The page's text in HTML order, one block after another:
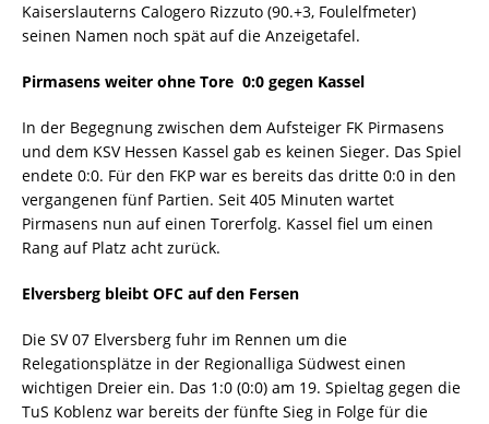
Kaiserslauterns Calogero Rizzuto (90.+3, Foulelfmeter)
seinen Namen noch spät auf die Anzeigetafel.
Pirmasens weiter ohne Tore  0:0 gegen Kassel
In der Begegnung zwischen dem Aufsteiger FK Pirmasens
und dem KSV Hessen Kassel gab es keinen Sieger. Das Spiel
endete 0:0. Für den FKP war es bereits das dritte 0:0 in den
vergangenen fünf Partien. Seit 405 Minuten wartet
Pirmasens nun auf einen Torerfolg. Kassel fiel um einen
Rang auf Platz acht zurück.
Elversberg bleibt OFC auf den Fersen
Die SV 07 Elversberg fuhr im Rennen um die
Relegationsplätze in der Regionalliga Südwest einen
wichtigen Dreier ein. Das 1:0 (0:0) am 19. Spieltag gegen die
TuS Koblenz war bereits der fünfte Sieg in Folge für die